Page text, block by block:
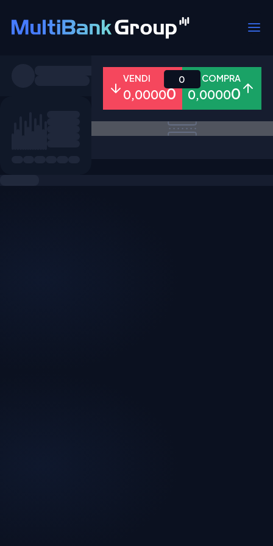
Tutti Forex Metalli Azioni
VENDI
0,00000
COMPRA
0,00000
0